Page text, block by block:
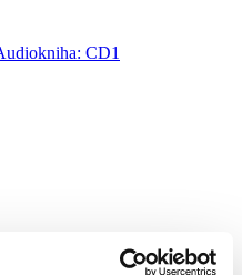
CD1